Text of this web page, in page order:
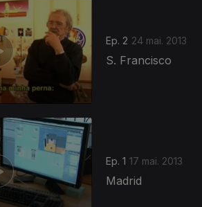
Ep. 2 24 mai. 2013
S. Francisco
Ep. 1 17 mai. 2013
Madrid